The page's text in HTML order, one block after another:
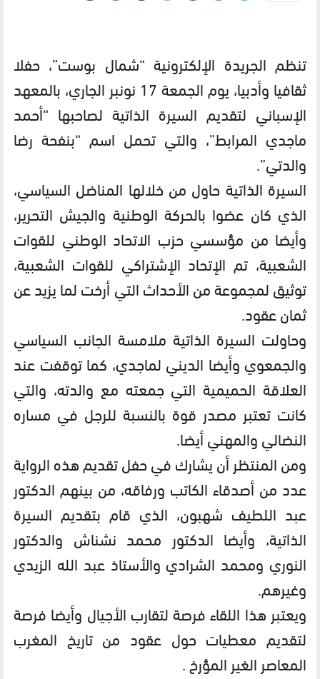
تنظم الجريدة الإلكترونية “شمال بوست”، حفلا
ثقافيا وأدبيا، يوم الجمعة 17 نونبر الجاري، بالمعهد
الإسباني لتقديم السيرة الذاتية لصاحبها “أحمد
ماجدي المرابط”، والتي تحمل اسم “بنفحة رضا
والدتي”.
السيرة الذاتية حاول من خلالها المناضل السياسي،
الذي كان عضوا بالحركة الوطنية والجيش التحرير،
وأيضا من مؤسسي حزب الاتحاد الوطني للقوات
الشعبية، تم الإتحاد الإشتراكي للقوات الشعبية،
توثيق لمجموعة من الأحداث التي أرخت لما يزيد عن
ثمان عقود.
وحاولت السيرة الذاتية ملامسة الجانب السياسي
والجمعوي وأيضا الديني لماجدي، كما توقفت عند
العلاقة الحميمية التي جمعته مع والدته، والتي
كانت تعتبر مصدر قوة بالنسبة للرجل في مساره
النضالي والمهني أيضا.
ومن المنتظر أن يشارك في حفل تقديم هذه الرواية
عدد من أصدقاء الكاتب ورفاقه، من بينهم الدكتور
عبد اللطيف شهبون، الذي قام بتقديم السيرة
الذاتية، وأيضا الدكتور محمد نشناش والدكتور
النوري ومحمد الشرادي والأستاذ عبد الله الزيدي
وغيرهم.
ويعتبر هذا اللقاء فرصة لتقارب الأجيال وأيضا فرصة
لتقديم معطيات حول عقود من تاريخ المغرب
المعاصر الغير المؤرخ .